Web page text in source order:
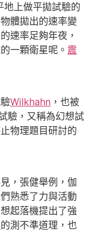
地上做平拋試驗的
體拋出的速率變
速率足夠年夜，
一顆衛星呢。 震
Wilkhahn ，也被
驗，又稱為幻想試
物理題目研討的
，張健舉例，伽
熟悉了力與活動
起落機提出了強
的測不準道理，也